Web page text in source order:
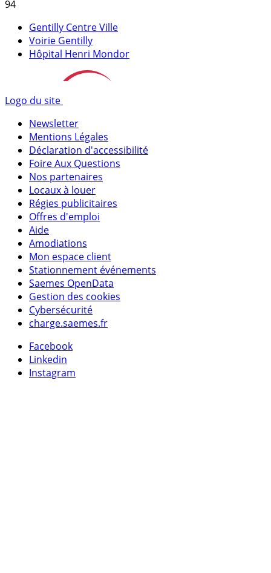
94
Gentilly Centre Ville
Voirie Gentilly
Hôpital Henri Mondor
Logo du site
Newsletter
Mentions Légales
Déclaration d'accessibilité
Foire Aux Questions
Nos partenaires
Locaux à louer
Régies publicitaires
Offres d'emploi
Aide
Amodiations
Mon espace client
Stationnement événements
Saemes OpenData
Gestion des cookies
Cybersécurité
charge.saemes.fr
Facebook
Linkedin
Instagram